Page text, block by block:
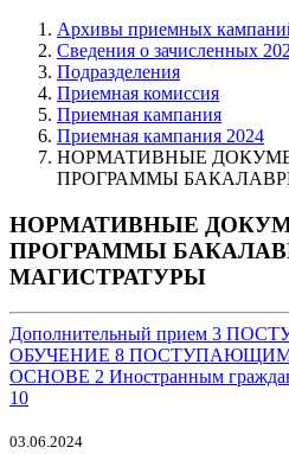
Архивы приемных
Сведения о зачисленных
Подразделения
Приемная комиссия
Приемная кампания
Приемная кампания 2024
НОРМАТИВНЫЕ
ПРОГРАММЫ
НОРМАТИВНЫЕ
ПРОГРАММЫ
МАГИСТРАТУРЫ
Дополнительный прием 3
ОБУЧЕНИЕ 8 ПОСТУПАЮЩИМ
ОСНОВЕ 2 Иностранным
10
03.06.2024